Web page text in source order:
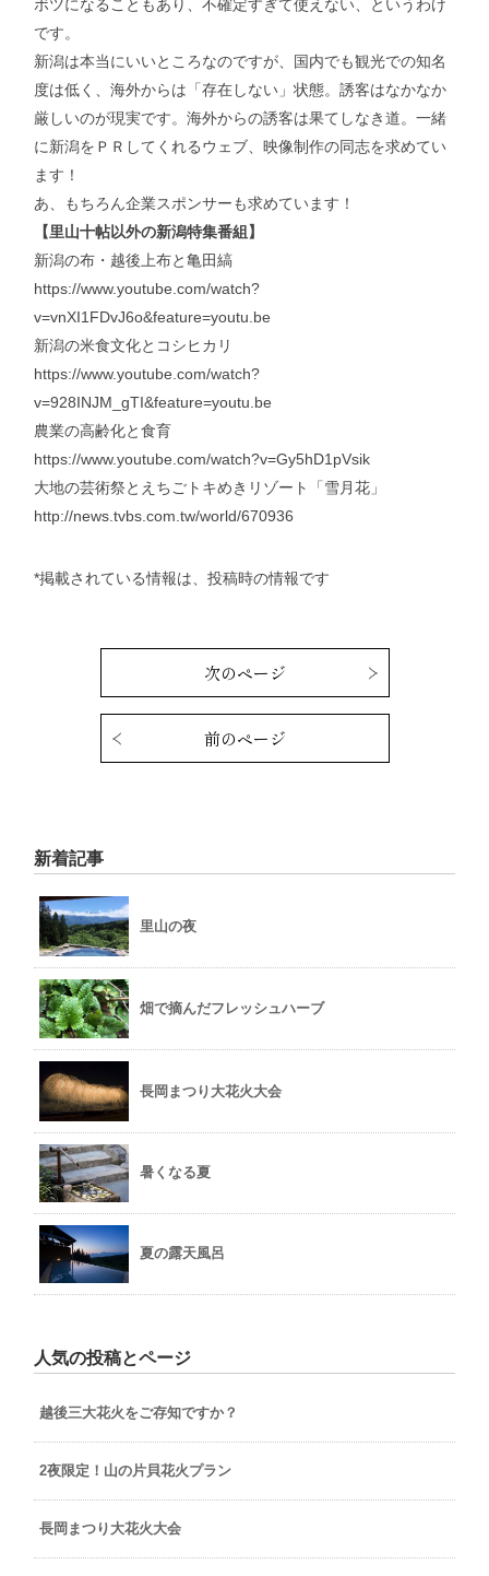
ボツになることもあり、不確定すぎて使えない、というわけ
です。
新潟は本当にいいところなのですが、国内でも観光での知名
度は低く、海外からは「存在しない」状態。誘客はなかなか
厳しいのが現実です。海外からの誘客は果てしなき道。一緒
に新潟をＰＲしてくれるウェブ、映像制作の同志を求めてい
ます！
あ、もちろん企業スポンサーも求めています！
【里山十帖以外の新潟特集番組】
新潟の布・越後上布と亀田縞
https://www.youtube.com/watch?
v=vnXI1FDvJ6o&feature=youtu.be
新潟の米食文化とコシヒカリ
https://www.youtube.com/watch?
v=928INJM_gTI&feature=youtu.be
農業の高齢化と食育
https://www.youtube.com/watch?v=Gy5hD1pVsik
大地の芸術祭とえちごトキめきリゾート「雪月花」
http://news.tvbs.com.tw/world/670936
*掲載されている情報は、投稿時の情報です
次のページ
前のページ
新着記事
里山の夜
畑で摘んだフレッシュハーブ
長岡まつり大花火大会
暑くなる夏
夏の露天風呂
人気の投稿とページ
越後三大花火をご存知ですか？
2夜限定！山の片貝花火プラン
長岡まつり大花火大会